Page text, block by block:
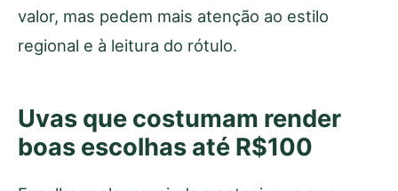
valor, mas pedem mais atenção ao estilo
regional e à leitura do rótulo.
Uvas que costumam render
boas escolhas até R$100